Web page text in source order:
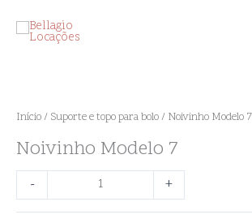
Início / Suporte e topo para bolo / Noivinho Modelo 7
Noivinho Modelo 7
-
7
+